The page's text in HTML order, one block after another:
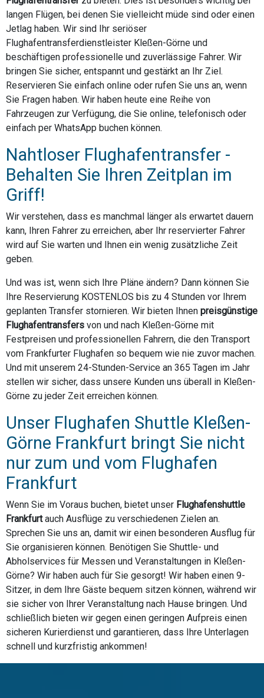
langen Flügen, bei denen Sie vielleicht müde sind oder einen
Jetlag haben. Wir sind Ihr seriöser
Flughafentransferdienstleister Kleßen-Görne und
beschäftigen professionelle und zuverlässige Fahrer. Wir
bringen Sie sicher, entspannt und gestärkt an Ihr Ziel.
Reservieren Sie einfach online oder rufen Sie uns an, wenn
Sie Fragen haben. Wir haben heute eine Reihe von
Fahrzeugen zur Verfügung, die Sie online, telefonisch oder
einfach per WhatsApp buchen können.
Nahtloser Flughafentransfer -
Behalten Sie Ihren Zeitplan im
Griff!
Wir verstehen, dass es manchmal länger als erwartet dauern
kann, Ihren Fahrer zu erreichen, aber Ihr reservierter Fahrer
wird auf Sie warten und Ihnen ein wenig zusätzliche Zeit
geben.
Und was ist, wenn sich Ihre Pläne ändern? Dann können Sie
Ihre Reservierung KOSTENLOS bis zu 4 Stunden vor Ihrem
geplanten Transfer stornieren. Wir bieten Ihnen preisgünstige
Flughafentransfers von und nach Kleßen-Görne mit
Festpreisen und professionellen Fahrern, die den Transport
vom Frankfurter Flughafen so bequem wie nie zuvor machen.
Und mit unserem 24-Stunden-Service an 365 Tagen im Jahr
stellen wir sicher, dass unsere Kunden uns überall in Kleßen-
Görne zu jeder Zeit erreichen können.
Unser Flughafen Shuttle Kleßen-
Görne Frankfurt bringt Sie nicht
nur zum und vom Flughafen
Frankfurt
Wenn Sie im Voraus buchen, bietet unser Flughafenshuttle
Frankfurtauch Ausflüge zu verschiedenen Zielen an.
Sprechen Sie uns an, damit wir einen besonderen Ausflug für
Sie organisieren können. Benötigen Sie Shuttle- und
Abholservices für Messen und Veranstaltungen in Kleßen-
Görne? Wir haben auch für Sie gesorgt! Wir haben einen 9-
Sitzer, in dem Ihre Gäste bequem sitzen können, während wir
sie sicher von Ihrer Veranstaltung nach Hause bringen. Und
schließlich bieten wir gegen einen geringen Aufpreis einen
sicheren Kurierdienst und garantieren, dass Ihre Unterlagen
schnell und kurzfristig ankommen!